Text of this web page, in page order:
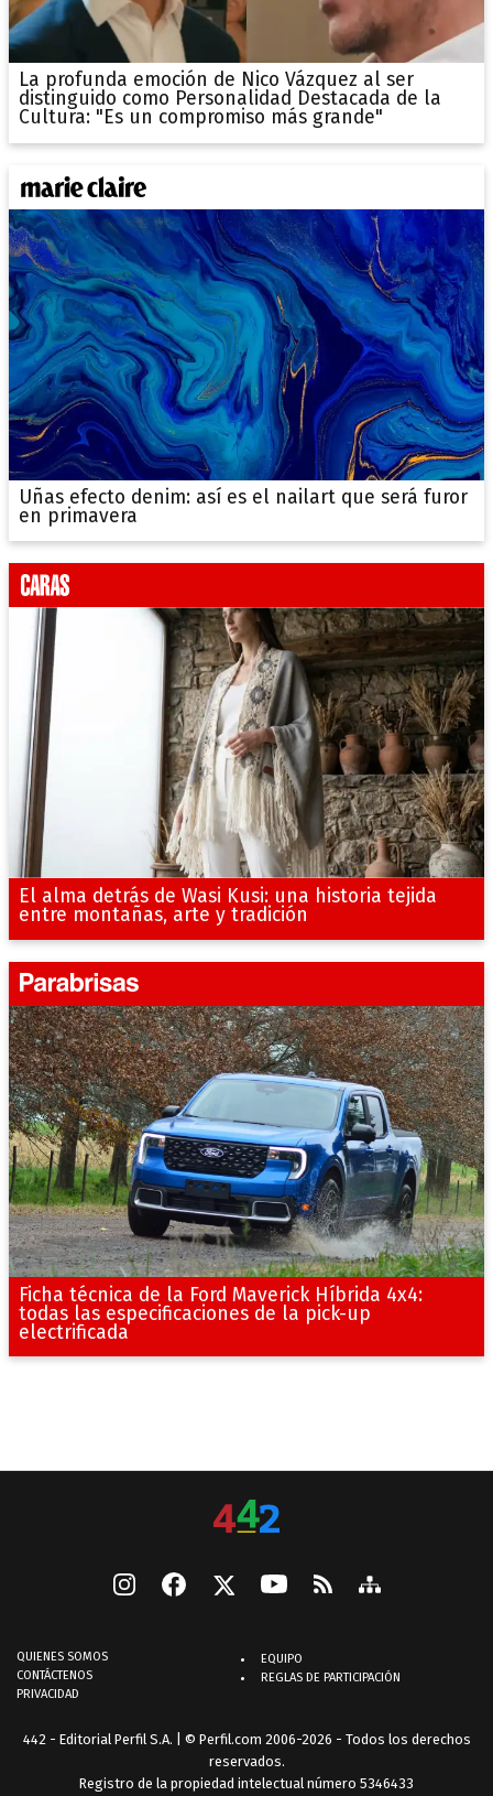
La profunda emoción de Nico Vázquez al ser
distinguido como Personalidad Destacada de la
Cultura: "Es un compromiso más grande"
Uñas efecto denim: así es el nailart que será furor
en primavera
El alma detrás de Wasi Kusi: una historia tejida
entre montañas, arte y tradición
Ficha técnica de la Ford Maverick Híbrida 4x4:
todas las especificaciones de la pick-up
electrificada
QUIENES SOMOS
CONTÁCTENOS
PRIVACIDAD
EQUIPO
REGLAS DE PARTICIPACIÓN
442 - Editorial Perfil S.A. | © Perfil.com 2006-2026 - Todos los derechos
reservados.
Registro de la propiedad intelectual número 5346433